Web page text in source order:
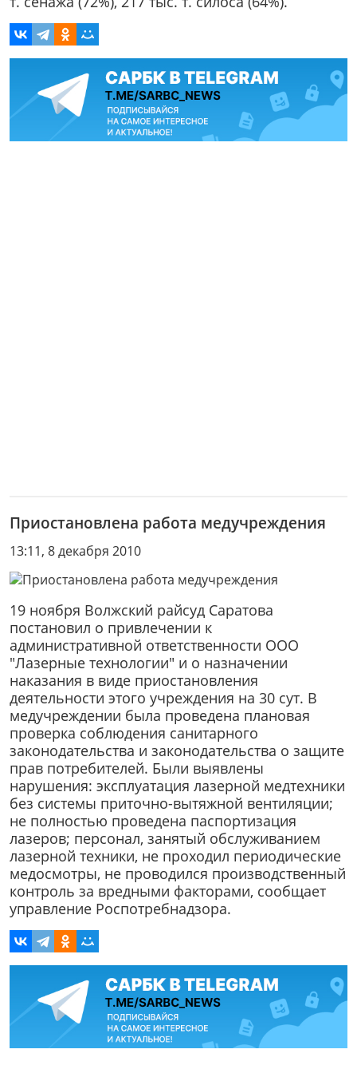
Приостановлена работа медучреждения
13:11, 8 декабря 2010
19 ноября Волжский райсуд Саратова
постановил о привлечении к
административной ответственности ООО
"Лазерные технологии" и о назначении
наказания в виде приостановления
деятельности этого учреждения на 30 сут. В
медучреждении была проведена плановая
проверка соблюдения санитарного
законодательства и законодательства о защите
прав потребителей. Были выявлены
нарушения: эксплуатация лазерной медтехники
без системы приточно-вытяжной вентиляции;
не полностью проведена паспортизация
лазеров; персонал, занятый обслуживанием
лазерной техники, не проходил периодические
медосмотры, не проводился производственный
контроль за вредными факторами, cообщает
управление Роспотребнадзора.